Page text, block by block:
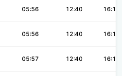
05:56 12:40 16:13
05:56 12:40 16:13
05:57 12:40 16:12